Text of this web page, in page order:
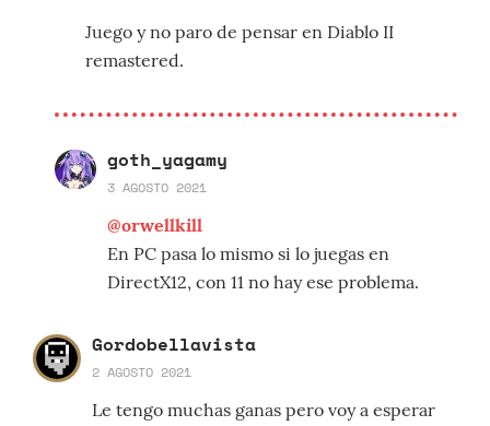
Juego y no paro de pensar en Diablo II
remastered.
goth_yagamy
3 AGOSTO 2021
@orwellkill
En PC pasa lo mismo si lo juegas en
DirectX12, con 11 no hay ese problema.
Gordobellavista
2 AGOSTO 2021
Le tengo muchas ganas pero voy a esperar